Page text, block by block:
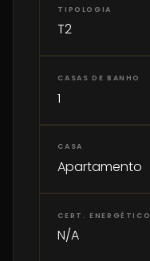
TIPOLOGIA
T2
CASAS DE BANHO
1
CASA
Apartamento
CERT. ENERGÉTICO
N/A